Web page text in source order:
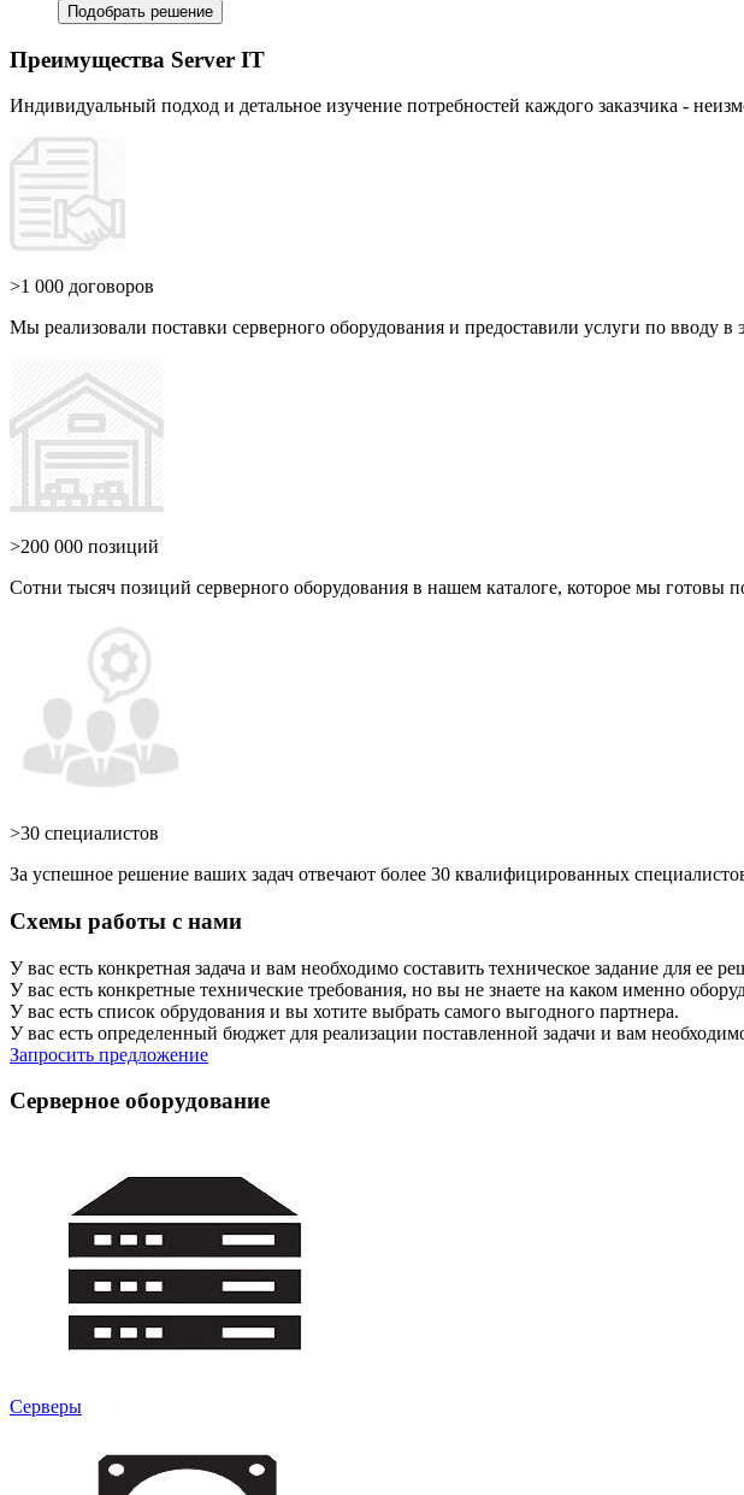
Подобрать решение
Преимущества Server IT
Индивидуальный подход и детальное изучение потребностей каждого заказчика -
>1 000 договоров
Мы реализовали поставки серверного оборудования и предоставили услуги по вводу
>200 000 позиций
Сотни тысяч позиций серверного оборудования в нашем каталоге, которое мы готовы
>30 специалистов
За успешное решение ваших задач отвечают более 30 квалифицированных
Схемы работы с нами
У вас есть конкретная задача и вам необходимо составить техническое задание для ее
У вас есть конкретные технические требования, но вы не знаете на каком именно
У вас есть список обрудования и вы хотите выбрать самого выгодного партнера.
У вас есть определенный бюджет для реализации поставленной задачи и вам
Запросить предложение
Серверное оборудование
Серверы